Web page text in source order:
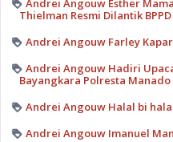
Andrei Angouw Esther
Thielman Resmi Dilantik
Andrei Angouw Farley
Andrei Angouw Hadiri
Bayangkara Polresta Manado
Andrei Angouw Halal bi
Andrei Angouw Imanuel